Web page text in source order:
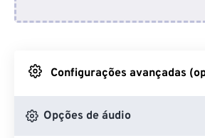
Do Google Drive
Do OneDrive
Configurações avançadas
Opções de áudio